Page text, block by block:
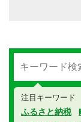
注目キーワード
ふるさと納税